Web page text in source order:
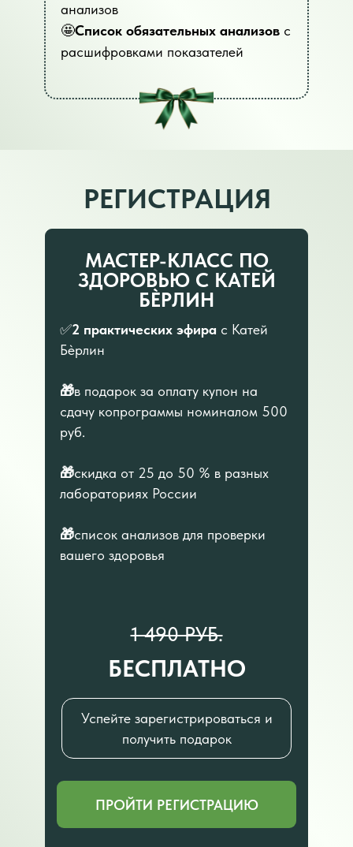
анализов
🤩Список обязательных анализов с
расшифровками показателей
ПРОЙТИ РЕГИСТРАЦИЮ
МАСТЕР-КЛАСС ПО
ЗДОРОВЬЮ С КАТЕЙ
БÈРЛИН
Успейте зарегистрироваться и
получить подарок
✅2 практических эфира с Катей
Бèрлин
🎁в подарок за оплату купон на
сдачу копрограммы номиналом 500
руб.
🎁скидка от 25 до 50 % в разных
лабораториях России
🎁список анализов для проверки
вашего здоровья
БЕСПЛАТНО
1 490 РУБ.
РЕГИСТРАЦИЯ